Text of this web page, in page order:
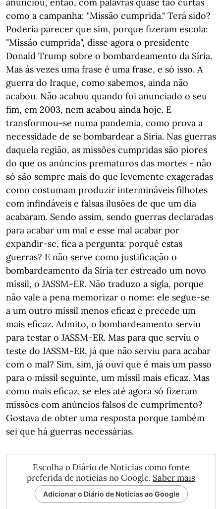
como a campanha: "Missão cumprida." Terá sido?
Poderia parecer que sim, porque fizeram escola:
"Missão cumprida", disse agora o presidente
Donald Trump sobre o bombardeamento da Síria.
Mas às vezes uma frase é uma frase, e só isso. A
guerra do Iraque, como sabemos, ainda não
acabou. Não acabou quando foi anunciado o seu
fim, em 2003, nem acabou ainda hoje. E
transformou-se numa pandemia, como prova a
necessidade de se bombardear a Síria. Nas guerras
daquela região, as missões cumpridas são piores
do que os anúncios prematuros das mortes - não
só são sempre mais do que levemente exageradas
como costumam produzir intermináveis filhotes
com infindáveis e falsas ilusões de que um dia
acabaram. Sendo assim, sendo guerras declaradas
para acabar um mal e esse mal acabar por
expandir-se, fica a pergunta: porquê estas
guerras? E não serve como justificação o
bombardeamento da Síria ter estreado um novo
míssil, o JASSM-ER. Não traduzo a sigla, porque
não vale a pena memorizar o nome: ele segue-se
a um outro míssil menos eficaz e precede um
mais eficaz. Admito, o bombardeamento serviu
para testar o JASSM-ER. Mas para que serviu o
teste do JASSM-ER, já que não serviu para acabar
com o mal? Sim, sim, já ouvi que é mais um passo
para o míssil seguinte, um míssil mais eficaz. Mas
como mais eficaz, se eles até agora só fizeram
missões com anúncios falsos de cumprimento?
Gostava de obter uma resposta porque também
sei que há guerras necessárias.
Escolha o Diário de Notícias como fonte
preferida de notícias no Google. Saber mais
Adicionar o Diário de Notícias ao Google